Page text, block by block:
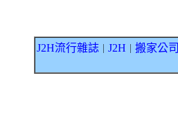
J2H流行雜誌 J2H 搬家公司